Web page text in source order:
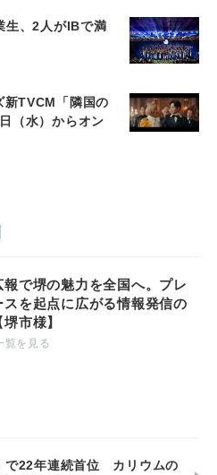
生、2人がIBで満
新TVCM「隣国の
（水）からオン
報で堺の魅力を全国へ。プレ
スを起点に広がる情報発信の
市様】
覧を見る
で22年連続首位 カリウムの